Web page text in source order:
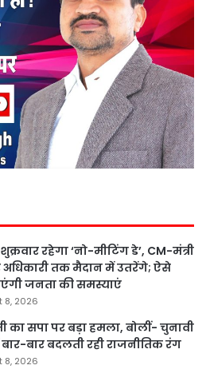
रहेगा ‘नो-मीटिंग डे’, CM-मंत्री
तक मैदान में उतरेंगे; ऐसे
जनता की समस्याएं
8, 2026
का सपा पर बड़ा हमला, बोलीं- चुनावी
बार-बार बदलती रही राजनीतिक रंग
8, 2026